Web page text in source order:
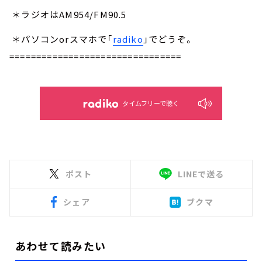
＊ラジオはAM954/FM90.5
＊パソコンorスマホで「radiko 」でどうぞ。
================================
タイムフリーで聴く
ポスト LINEで送る
シェア ブクマ
あわせて読みたい